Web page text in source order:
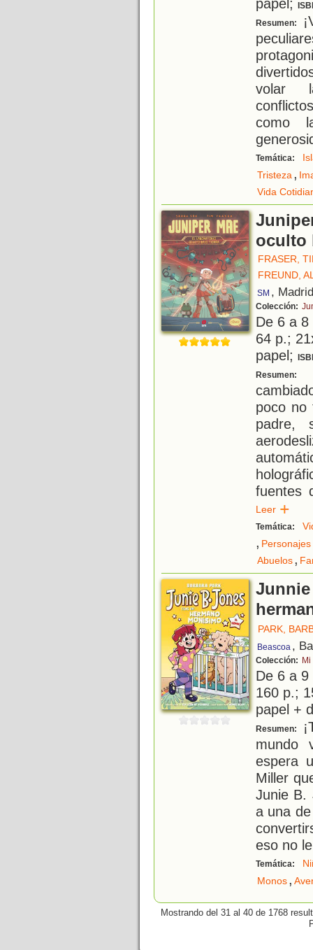
papel;
Resumen:
volar
como
Temática:
Tristeza,
Vida
oculto
FRASER,
FREUND,
SM ,
Colección:
De 6 a
64 p.;
papel;
Resumen:
poco no
padre,
fuentes
Leer
Temática:
,
Abuelos,
PARK,
Beascoa ,
Colección:
De 6 a
160 p.;
papel +
Resumen:
mundo
espera
Miller
Junie B.
a una
eso no le
Temática:
Monos,
Mostrando del 31 al 40 de 1768